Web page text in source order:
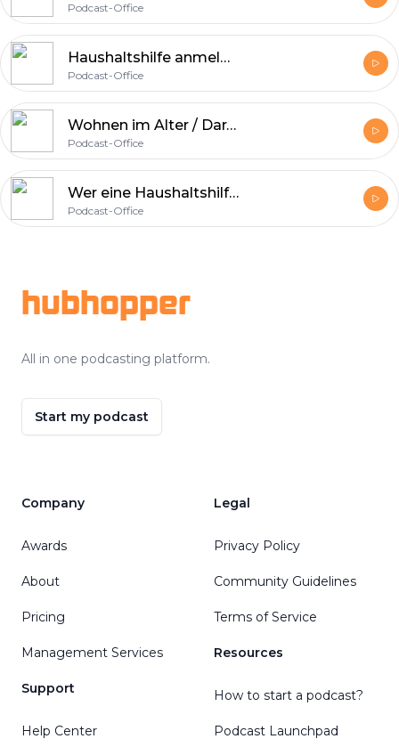
Podcast-Office
Haushaltshilfe anmelden: Schutz im Falle eines Unfalles
Podcast-Office
Wohnen im Alter / Darauf sollte man rechtzeitig achten!
Podcast-Office
Wer eine Haushaltshilfe einstellt, investiert in seine Freizeit
Podcast-Office
hubhopper
All in one podcasting platform.
Start my podcast
Company
Awards
About
Pricing
Management Services
Support
Help Center
Legal
Privacy Policy
Community Guidelines
Terms of Service
Resources
How to start a podcast?
Podcast Launchpad